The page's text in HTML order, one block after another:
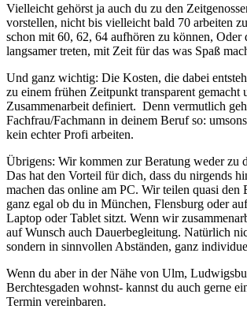
Vielleicht gehörst ja auch du zu den
vorstellen, nicht bis vielleicht bald 70 arbeiten
schon mit 60, 62, 64 aufhören zu können,
langsamer treten, mit Zeit für das was Spaß
Und ganz wichtig: Die Kosten, die dabei
zu einem frühen Zeitpunkt transparent gemacht
Zusammenarbeit definiert. Denn vermutlich
Fachfrau/Fachmann in deinem Beruf so:
kein echter Profi arbeiten.
Übrigens: Wir kommen zur Beratung weder zu
Das hat den Vorteil für dich, dass du nirgends
machen das online am PC. Wir teilen quasi den
ganz egal ob du in München, Flensburg oder
Laptop oder Tablet sitzt. Wenn wir
auf Wunsch auch Dauerbegleitung. Natürlich
sondern in sinnvollen Abständen, ganz
Wenn du aber in der Nähe von Ulm,
Berchtesgaden wohnst- kannst du auch gerne
Termin vereinbaren.